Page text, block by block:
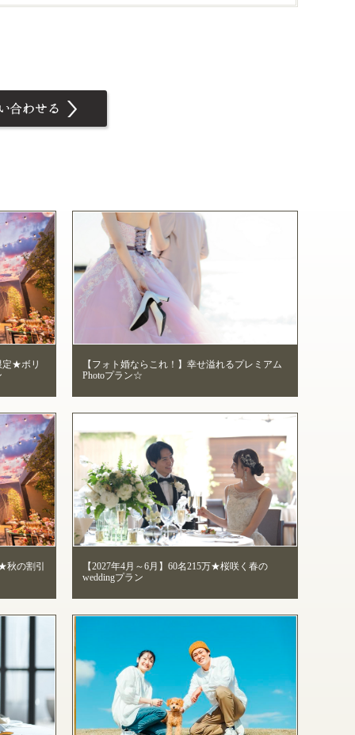
定★ボリ
【フォト婚ならこれ！】幸せ溢れるプレミアム
Photoプラン☆
秋の割引
【2027年4月～6月】60名215万★桜咲く春の
weddingプラン